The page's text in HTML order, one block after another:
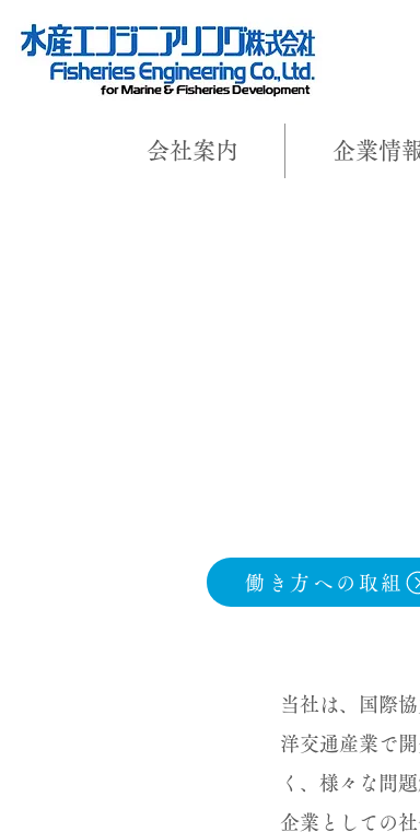
会社案内 企業情
働き方への取組
当社は、国際
洋交通産業で
く、様々な問
企業としての